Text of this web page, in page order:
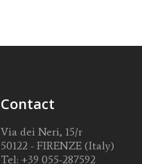
Contact
Via dei Neri, 15/r
50122 - FIRENZE (Italy)
Tel: +39 055-287592